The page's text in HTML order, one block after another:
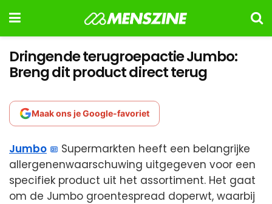
Dringende terugroepactie Jumbo:
Breng dit product direct terug
Maak ons je Google-favoriet
Jumbo
Supermarkten heeft een belangrijke
allergenenwaarschuwing uitgegeven voor een
specifiek product uit het assortiment. Het gaat
om de Jumbo groentespread doperwt, waarbij